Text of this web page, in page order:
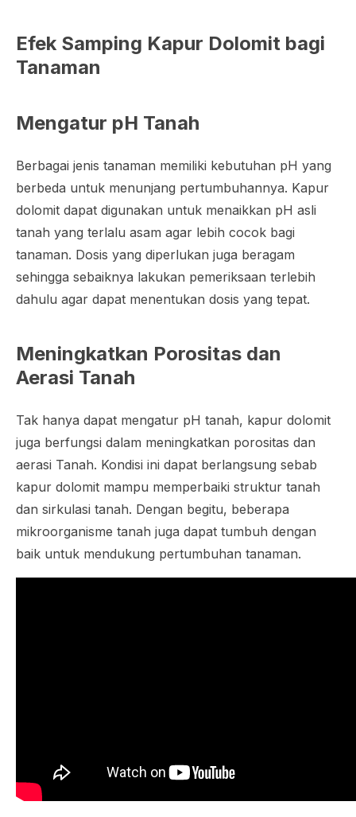
Efek Samping Kapur Dolomit bagi
Tanaman
Mengatur pH Tanah
Berbagai jenis tanaman memiliki kebutuhan pH yang
berbeda untuk menunjang pertumbuhannya. Kapur
dolomit dapat digunakan untuk menaikkan pH asli
tanah yang terlalu asam agar lebih cocok bagi
tanaman. Dosis yang diperlukan juga beragam
sehingga sebaiknya lakukan pemeriksaan terlebih
dahulu agar dapat menentukan dosis yang tepat.
Meningkatkan Porositas dan
Aerasi Tanah
Tak hanya dapat mengatur pH tanah, kapur dolomit
juga berfungsi dalam meningkatkan porositas dan
aerasi Tanah. Kondisi ini dapat berlangsung sebab
kapur dolomit mampu memperbaiki struktur tanah
dan sirkulasi tanah. Dengan begitu, beberapa
mikroorganisme tanah juga dapat tumbuh dengan
baik untuk mendukung pertumbuhan tanaman.